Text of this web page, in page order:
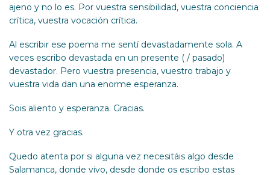
ajeno y no lo es. Por vuestra sensibilidad, vuestra conciencia
crítica, vuestra vocación crítica.
Al escribir ese poema me sentí devastadamente sola. A
veces escribo devastada en un presente ( / pasado)
devastador. Pero vuestra presencia, vuestro trabajo y
vuestra vida dan una enorme esperanza.
Sois aliento y esperanza. Gracias.
Y otra vez gracias.
Quedo atenta por si alguna vez necesitáis algo desde
Salamanca, donde vivo, desde donde os escribo estas